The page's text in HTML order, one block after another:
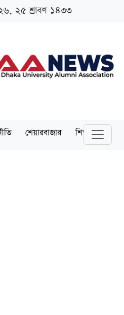
২৫ শ্রাবণ ১৪৩৩
শেয়ারবাজার শিক্ষা